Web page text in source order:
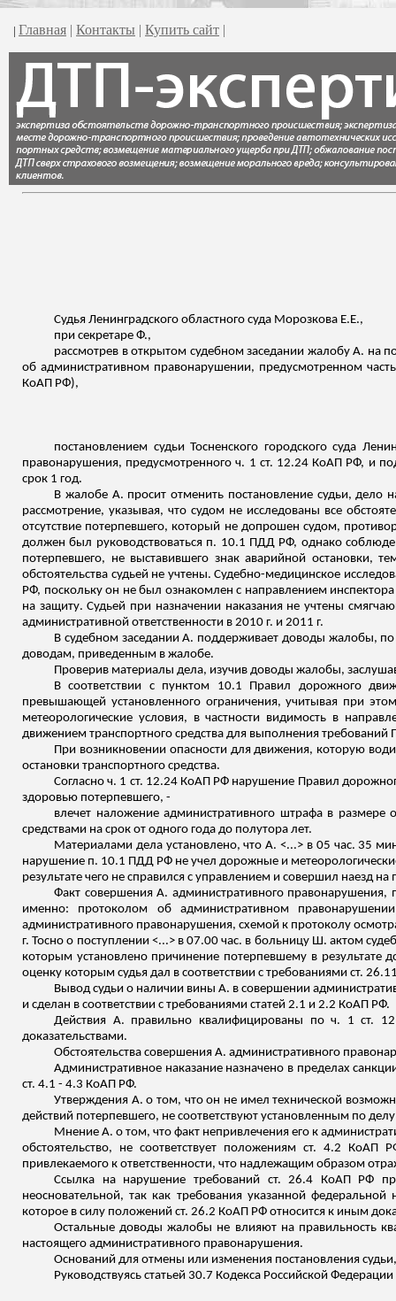
| Главная | Контакты | Купить сайт |
Судья Ленинградского областного суда Морозкова Е.Е.,
при секретаре Ф.,
рассмотрев в открытом судебном заседании жалобу А. на
об административном правонарушении, предусмотренном
КоАП РФ),
постановлением судьиТосненского городского суда
правонарушения, предусмотренного ч. 1 ст. 12.24 КоАП РФ, и
срок 1 год.
В жалобе А. просит отменить постановление судьи, дело
рассмотрение, указывая, что судом не исследованы все
отсутствие потерпевшего, который не допрошен судом,
должен был руководствоваться п. 10.1 ПДД РФ, однако
потерпевшего, не выставившего знак аварийной
обстоятельства судьей не учтены. Судебно-медицинское
РФ, поскольку он не был ознакомлен с направлением
на защиту. Судьей при назначении наказания не учтены
административной ответственности в 2010 г. и 2011 г.
В судебном заседании А. поддерживает доводы жалобы,
доводам, приведенным в жалобе.
Проверив материалы дела, изучив доводы жалобы,
В соответствии с пунктом 10.1 Правил дорожного
превышающей установленного ограничения, учитывая при
метеорологические условия, в частности видимость в
движением транспортного средства для выполнения требований
При возникновении опасности для движения, которую
остановки транспортного средства.
Согласно ч. 1 ст. 12.24 КоАП РФ нарушение Правил
здоровью потерпевшего, -
влечет наложение административного штрафа в
средствами на срок от одного года до полутора лет.
Материалами дела установлено, что А. <...> в 05 час. 35
нарушение п. 10.1 ПДД РФ не учел дорожные и
результате чего не справился с управлением и совершил наезд
Факт совершения А. административного
именно: протоколом об административном
административного правонарушения, схемой к протоколу
г. Тосно о поступлении <...> в 07.00 час. в больницу Ш. актом
которым установлено причинение потерпевшему в результате
оценку которым судья дал в соответствии с требованиями ст.
Вывод судьи о наличии вины А. в совершении
и сделан в соответствии с требованиями статей 2.1 и 2.2 КоАП РФ.
Действия А. правильно квалифицированы по ч. 1 ст.
доказательствами.
Обстоятельства совершения А. административного
Административное наказание назначено в пределах
ст. 4.1 - 4.3 КоАП РФ.
Утверждения А. о том, что он не имел технической
действий потерпевшего, не соответствуют установленным по
Мнение А. о том, что факт непривлечения его к
обстоятельство, не соответствует положениям ст. 4.2 КоАП
привлекаемого к ответственности, что надлежащим образом
Ссылка на нарушение требований ст. 26.4 КоАП РФ при
неосновательной, так как требования указанной
которое в силу положений ст. 26.2 КоАП РФ относится к иным
Остальные доводы жалобы не влияют на правильность
настоящего административного правонарушения.
Оснований для отмены или изменения постановления
Руководствуясь статьей 30.7 Кодекса Российской